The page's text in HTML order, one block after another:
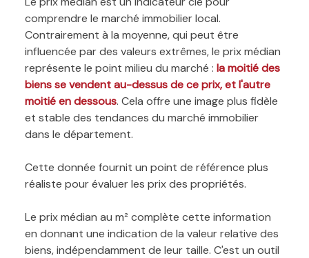
comprendre le marché immobilier local.
Contrairement à la moyenne, qui peut être
influencée par des valeurs extrêmes, le prix médian
représente le point milieu du marché : la moitié des
biens se vendent au-dessus de ce prix, et l'autre
moitié en dessous. Cela offre une image plus fidèle
et stable des tendances du marché immobilier
dans le département.
Cette donnée fournit un point de référence plus
réaliste pour évaluer les prix des propriétés.
Le prix médian au m² complète cette information
en donnant une indication de la valeur relative des
biens, indépendamment de leur taille. C'est un outil